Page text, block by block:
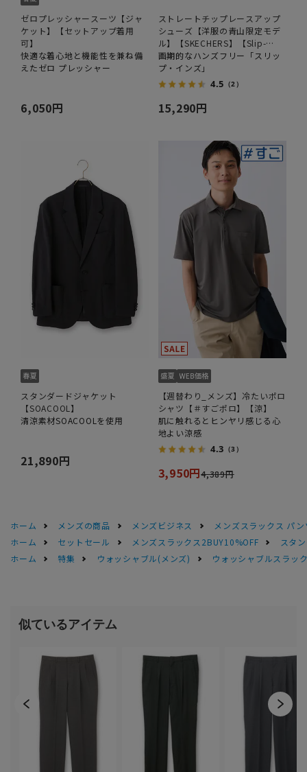
ゼロプレッシャースーツ【ジャ
ケット】【セットアップ着用
可】
快適な着心地と機能性を兼ね備
えたゼロ プレッシャー
6,050円
ストレートチップレースアップ
シューズ【洋服の青山限定モデ
ル】【SKECHERS】【Slip-
ins】
画期的なハンズフリー「スリッ
プ・インズ」
4.5 （2）
15,290円
スタンダードジャケット
【SOACOOL】
清涼素材SOACOOLを使用
21,890円
【週替わり_メンズ】冷たいポロ
シャツ【＃すごポロ】【涼】
肌に触れるとヒンヤリ感じる心
地よい涼感
4.3 （3）
3,950円4,389円
ホーム メンズの商品 メンズビジネス
メンズスラックス パン
ホーム
セットセール メンズスラックス2BUY10%OFF
スタ
ホーム
特集 ウォッシャブル(メンズ) ウォッシャブルスラッ